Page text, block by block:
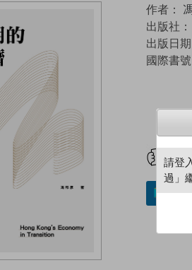
作者：
出版社：
出版日期
國際書號
加
請登
過」